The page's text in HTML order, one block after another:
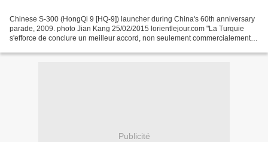
Chinese S-300 (HongQi 9 [HQ-9]) launcher during China's 60th anniversary
parade, 2009. photo Jian Kang 25/02/2015 lorientlejour.com "La Turquie
s'efforce de conclure un meilleur accord, non seulement commercialement
Publicité